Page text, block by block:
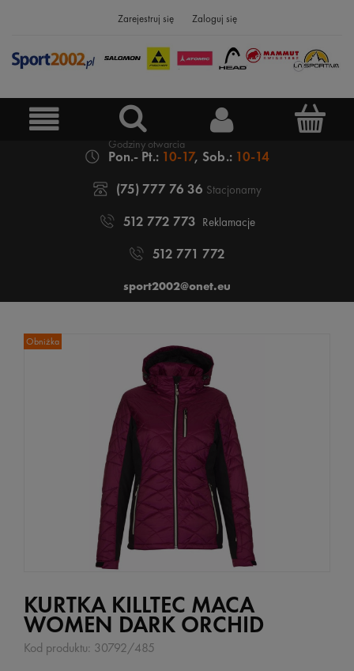
Zarejestruj się Zaloguj się
Pon.- Pt.: 10-17, Sob.: 10-14
(75) 777 76 36 Stacjonarny
512 772 773 Reklamacje
512 771 772
sport2002@onet.eu
Obniżka
KURTKA KILLTEC MACA
WOMEN DARK ORCHID
Kod produktu: 30792/485